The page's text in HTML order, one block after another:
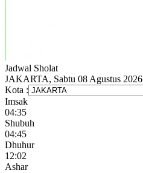
Jadwal Sholat
JAKARTA, Sabtu 08 Agustus 2026
Kota :
Imsak
04:35
Shubuh
04:45
Dhuhur
12:02
Ashar